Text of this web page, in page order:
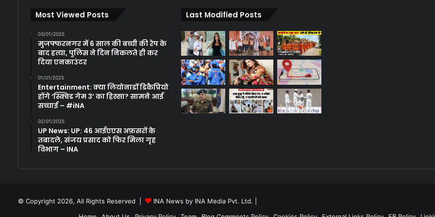
Most Viewed Posts
03/01/2025
मुजफ्फरनगर में 6 साल की बच्ची की रेप के
बाद हत्या, पुलिस ने दिन निकलते ही कर
दिया एनकाउंटर
01/01/2025
Entertainment: क्या लियोनार्डो डिकैप्रियो
होंगे ‘स्क्विड गेम 3’ का हिस्सा? सामने आई
सच्चाई – #iNA
02/01/2025
UP News: UP: 46 आईएएस अफ़सरों के
तबादले, संजय प्रसाद को फिर मिला गृह
विभाग – INA
Last Modified Posts
© Copyright 2026, All Rights Reserved | INA News by INA Media Pvt. Ltd.